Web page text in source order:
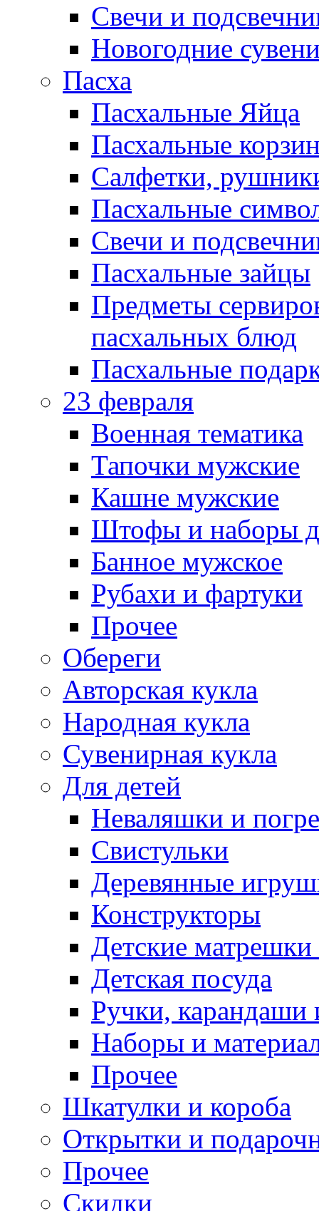
Свечи и
Новогодние
Пасха
Пасхальные Яйца
Пасхальные
Салфетки,
Пасхальные
Свечи и
Пасхальные зайцы
Предметы
пасхальных блюд
Пасхальные
23 февраля
Военная тематика
Тапочки мужские
Кашне мужские
Штофы и наборы
Банное мужское
Рубахи и фартуки
Прочее
Обереги
Авторская кукла
Народная кукла
Сувенирная кукла
Для детей
Неваляшки и
Свистульки
Деревянные
Конструкторы
Детские
Детская посуда
Ручки,
Наборы и
Прочее
Шкатулки и короба
Открытки и
Прочее
Скидки